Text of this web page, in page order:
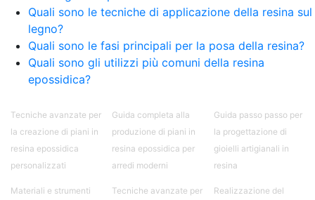
bicomponente per plastica Cariche per Epossidici
Cariche Epossidiche Adesivo bicomponente
epossidico Colla bicomponente epossidica
Pavimento epossidico Acquista Glitter Epossidico
Applicazioni di Epossidici Colle epossidiche
Mastice epossidico Adesivo epossidico
bicomponente Pavimento epossidico pro e
contro Epossidica Colla epossidica plastica See
all articles →
Quali sono le tecniche di applicazione della resina sul
legno?
Quali sono le fasi principali per la posa della resina?
Quali sono gli utilizzi più comuni della resina
epossidica?
Tecniche avanzate per
la creazione di piani in
resina epossidica
personalizzati
Guida completa alla
produzione di piani in
resina epossidica per
arredi moderni
Guida passo passo per
la progettazione di
gioielli artigianali in
resina
Materiali e strumenti
Tecniche avanzate per
Realizzazione del